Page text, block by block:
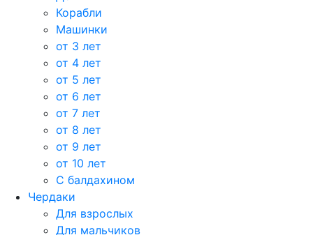
Корабли
Машинки
от 3 лет
от 4 лет
от 5 лет
от 6 лет
от 7 лет
от 8 лет
от 9 лет
от 10 лет
С балдахином
Чердаки
Для взрослых
Для мальчиков